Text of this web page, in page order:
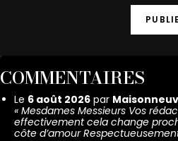
COMMENTAIRES
Le 6 août 2026 par
« Mesdames Messieurs Vos
effectivement cela change
côte d’amour